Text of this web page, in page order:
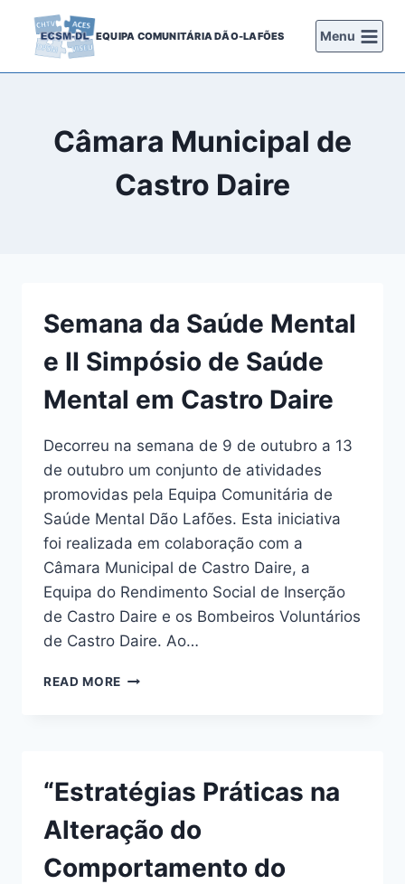
content
EQUIPA COMUNITÁRIA DÃO-LAFÕES Menu
Câmara Municipal de
Castro Daire
Semana da Saúde Mental
e II Simpósio de Saúde
Mental em Castro Daire
Decorreu na semana de 9 de outubro a 13
de outubro um conjunto de atividades
promovidas pela Equipa Comunitária de
Saúde Mental Dão Lafões. Esta iniciativa
foi realizada em colaboração com a
Câmara Municipal de Castro Daire, a
Equipa do Rendimento Social de Inserção
de Castro Daire e os Bombeiros Voluntários
de Castro Daire. Ao…
READ MORE SEMANA
SIMPÓSIO
SAÚDE
MENTAL
EM
“Estratégias Práticas na
Alteração do
Comportamento do